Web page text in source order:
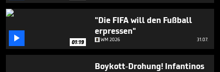
 01:19
"Die FIFA will den Fußball
erpressen"
WM 2026 31.07.
Boykott-Drohung! Infantinos